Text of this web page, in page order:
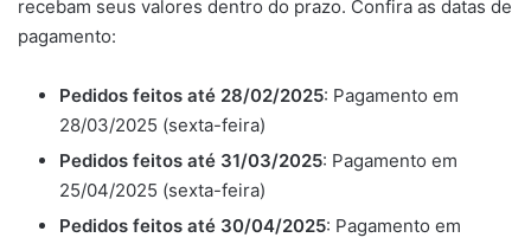
recebam seus valores dentro do prazo. Confira as datas de
pagamento:
Pedidos feitos até 28/02/2025: Pagamento em
28/03/2025 (sexta-feira)
Pedidos feitos até 31/03/2025: Pagamento em
25/04/2025 (sexta-feira)
Pedidos feitos até 30/04/2025: Pagamento em